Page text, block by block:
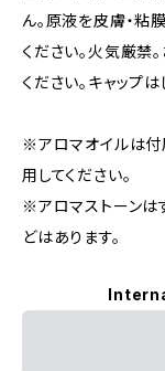
ん。原液を皮膚・粘
ください。火気厳禁
ください。キャップ
※アロマオイルは付
用してください。
※アロマストーンは
どはあります。